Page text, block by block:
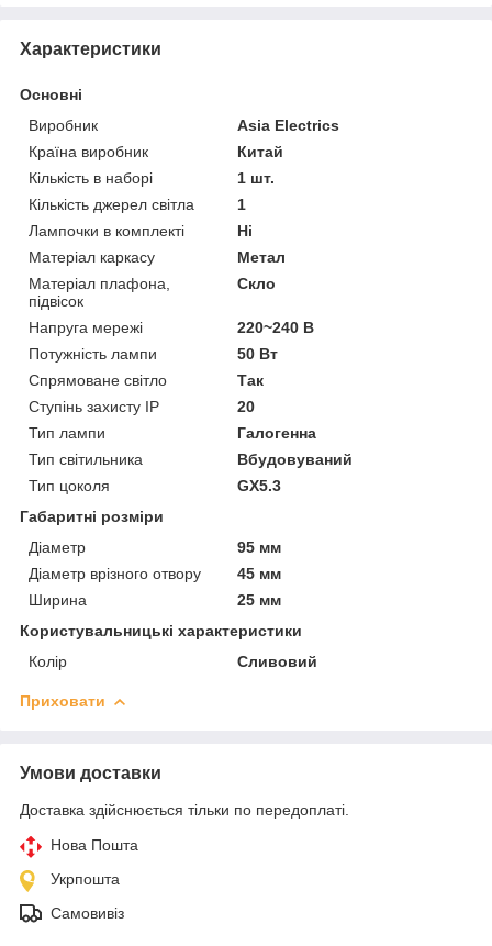
Характеристики
Основні
Виробник
Asia Electrics
Країна виробник
Китай
Кількість в наборі
1 шт.
Кількість джерел світла
1
Лампочки в комплекті
Ні
Матеріал каркасу
Метал
Матеріал плафона,
підвісок
Скло
Напруга мережі
220~240 В
Потужність лампи
50 Вт
Спрямоване світло
Так
Ступінь захисту IP
20
Тип лампи
Галогенна
Тип світильника
Вбудовуваний
Тип цоколя
GX5.3
Габаритні розміри
Діаметр
95 мм
Діаметр врізного отвору
45 мм
Ширина
25 мм
Користувальницькі характеристики
Колір
Сливовий
Приховати
Умови доставки
Доставка здійснюється тільки по передоплаті.
Нова Пошта
Укрпошта
Самовивіз